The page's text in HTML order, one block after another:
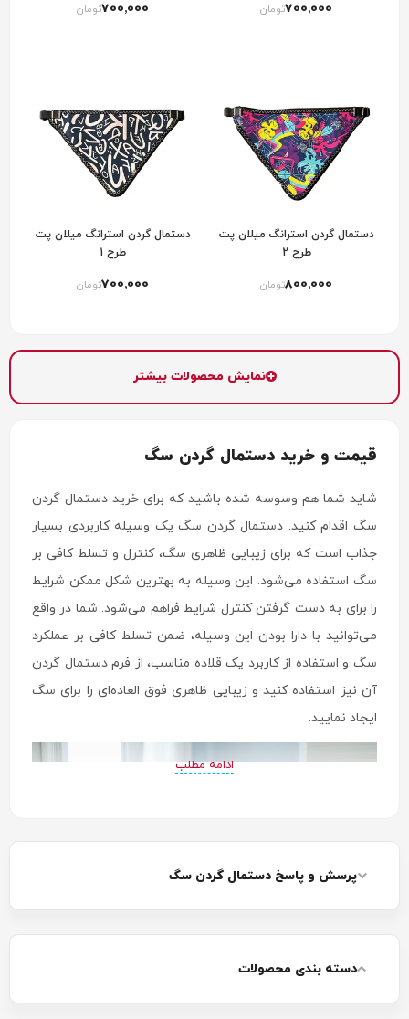
700٬000تومان 700٬000تومان
دستمال گردن استرانگ میلان پت
طرح 2
800٬000تومان
دستمال گردن استرانگ میلان پت
طرح 1
700٬000تومان
نمایش محصولات بیشتر
قیمت و خرید دستمال گردن سگ
شاید شما هم وسوسه شده باشید که برای خرید دستمال گردن
سگ اقدام کنید. دستمال گردن سگ یک وسیله کاربردی بسیار
جذاب است که برای زیبایی ظاهری سگ، کنترل و تسلط کافی بر
سگ استفاده می‌شود. این وسیله به بهترین شکل ممکن شرایط
را برای به دست گرفتن کنترل شرایط فراهم می‌شود. شما در واقع
می‌توانید با دارا بودن این وسیله، ضمن تسلط کافی بر عملکرد
سگ و استفاده از کاربرد یک قلاده مناسب، از فرم دستمال گردن
آن نیز استفاده کنید و زیبایی ظاهری فوق العاده‌ای را برای سگ
ایجاد نمایید.
دستمال گردن سگ چیست؟
ادامه مطلب
پرسش و پاسخ دستمال گردن سگ
دسته بندی محصولات